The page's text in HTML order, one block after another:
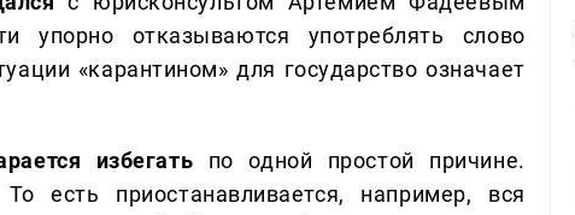
упорно отказываются употреблять слово
«карантином» для государство означает
избегать по одной простой причине.
есть приостанавливается, например, вся